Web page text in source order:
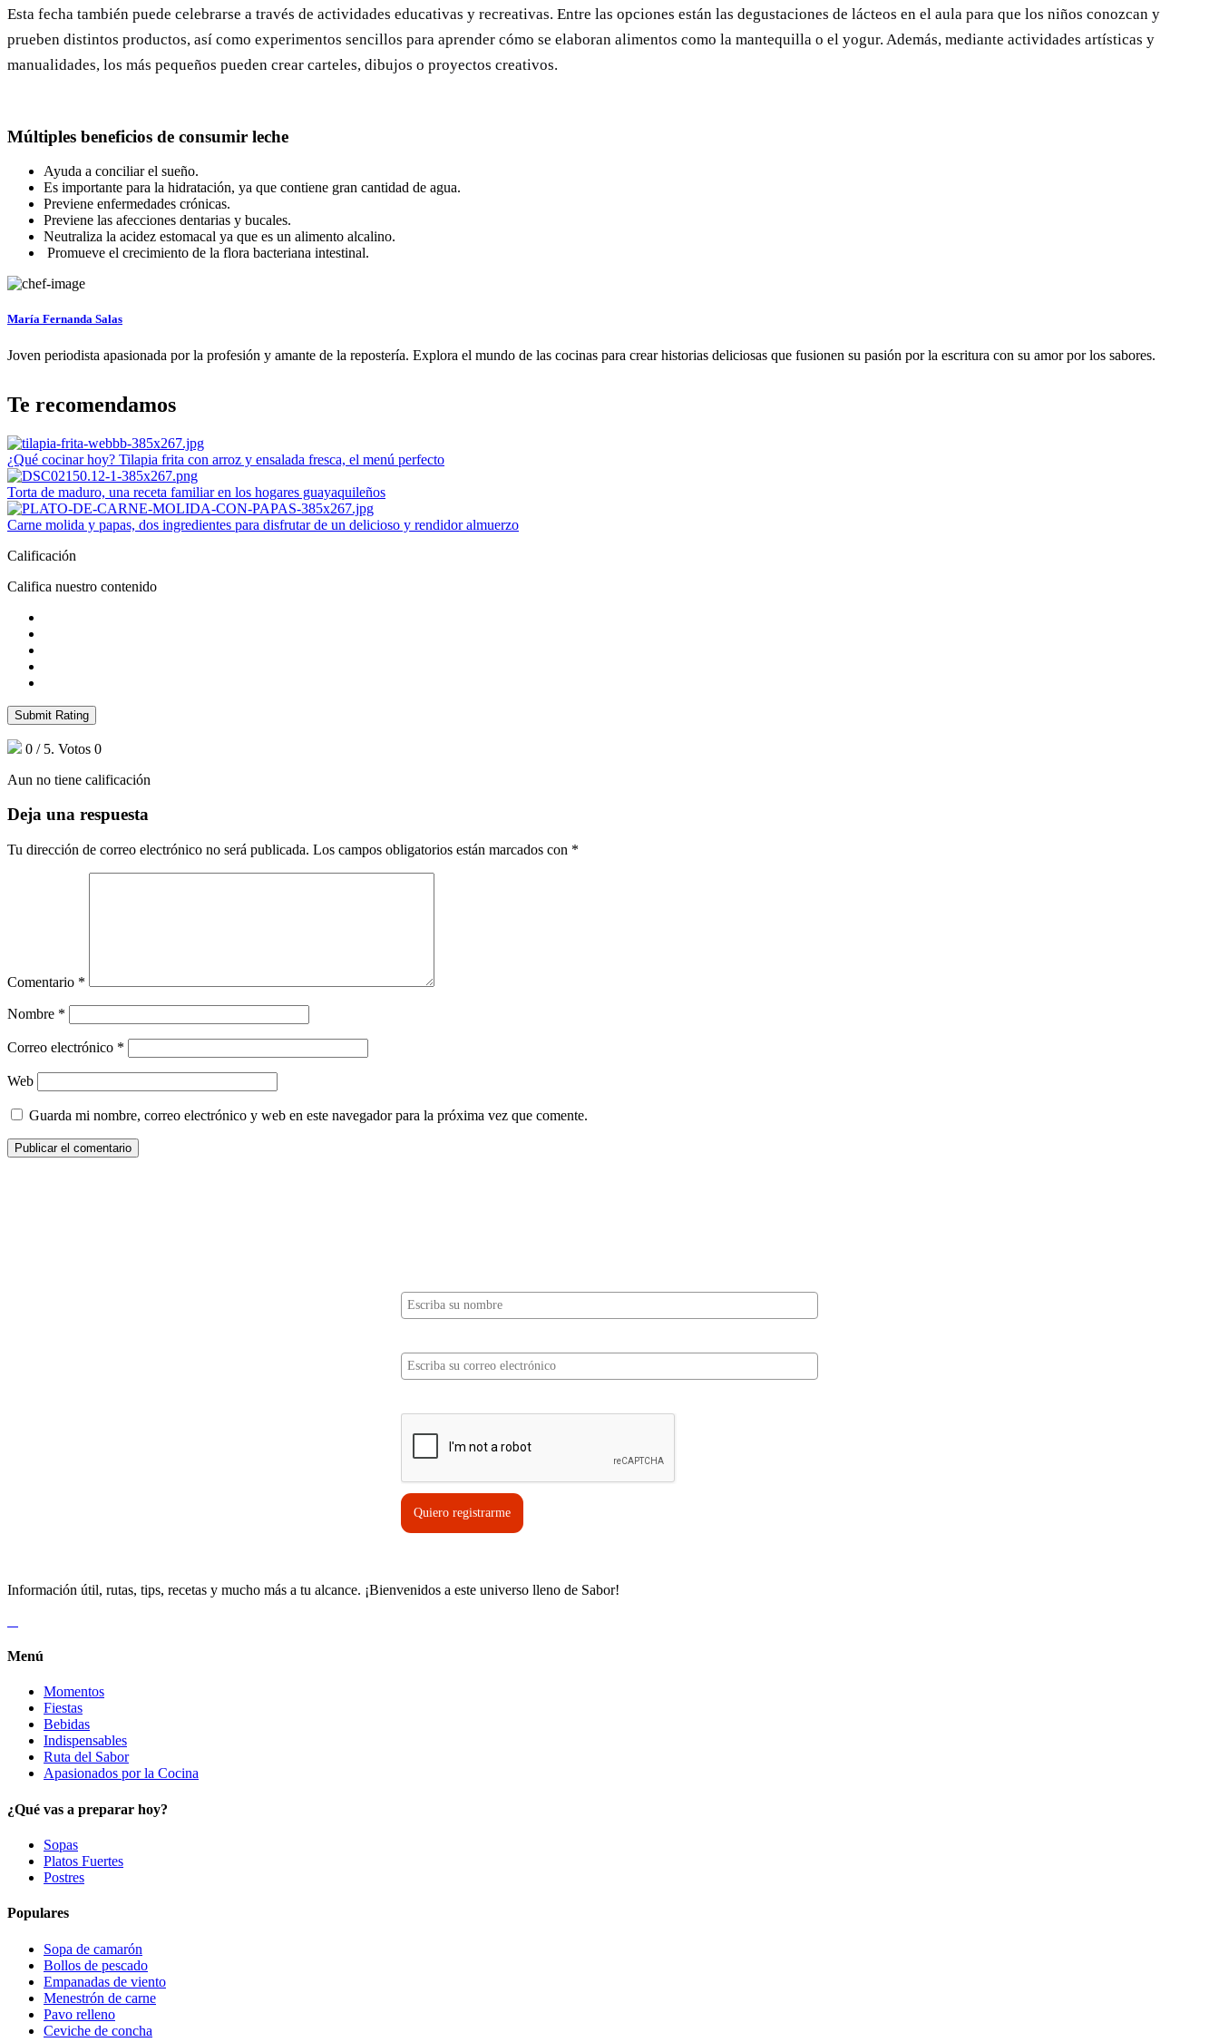
Esta fecha también puede celebrarse a través de actividades educativas y recreativas. Entre las opciones están las degustaciones de lácteos en el aula para que los niños conozcan y
prueben distintos productos, así como experimentos sencillos para aprender cómo se elaboran alimentos como la mantequilla o el yogur. Además, mediante actividades artísticas y
manualidades, los más pequeños pueden crear carteles, dibujos o proyectos creativos.
Múltiples beneficios de consumir leche
Ayuda a conciliar el sueño.
Es importante para la hidratación, ya que contiene gran cantidad de agua.
Previene enfermedades crónicas.
Previene las afecciones dentarias y bucales.
Neutraliza la acidez estomacal ya que es un alimento alcalino.
Promueve el crecimiento de la flora bacteriana intestinal.
María Fernanda Salas
Joven periodista apasionada por la profesión y amante de la repostería. Explora el mundo de las cocinas para crear historias deliciosas que fusionen su pasión por la escritura con su amor por los sabores.
Te recomendamos
¿Qué cocinar hoy? Tilapia frita con arroz y ensalada fresca, el menú perfecto
Torta de maduro, una receta familiar en los hogares guayaquileños
Carne molida y papas, dos ingredientes para disfrutar de un delicioso y rendidor almuerzo
Calificación
Califica nuestro contenido
Submit Rating
0 / 5. Votos 0
Aun no tiene calificación
Deja una respuesta
Tu dirección de correo electrónico no será publicada. Los campos obligatorios están marcados con *
Comentario *
Nombre *
Correo electrónico *
Web
Guarda mi nombre, correo electrónico y web en este navegador para la próxima vez que comente.
Quiero registrarme
Información útil, rutas, tips, recetas y mucho más a tu alcance. ¡Bienvenidos a este universo lleno de Sabor!
Menú
Momentos
Fiestas
Bebidas
Indispensables
Ruta del Sabor
Apasionados por la Cocina
¿Qué vas a preparar hoy?
Sopas
Platos Fuertes
Postres
Populares
Sopa de camarón
Bollos de pescado
Empanadas de viento
Menestrón de carne
Pavo relleno
Ceviche de concha